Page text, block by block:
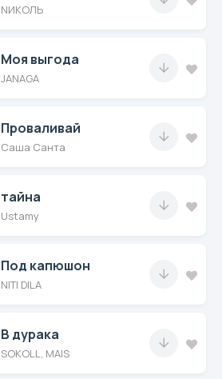
NИКОЛЬ
Моя выгода
JANAGA
Проваливай
Саша Санта
тайна
Ustamy
Под капюшон
NITI DILA
В дурака
SOKOLL, MAIS